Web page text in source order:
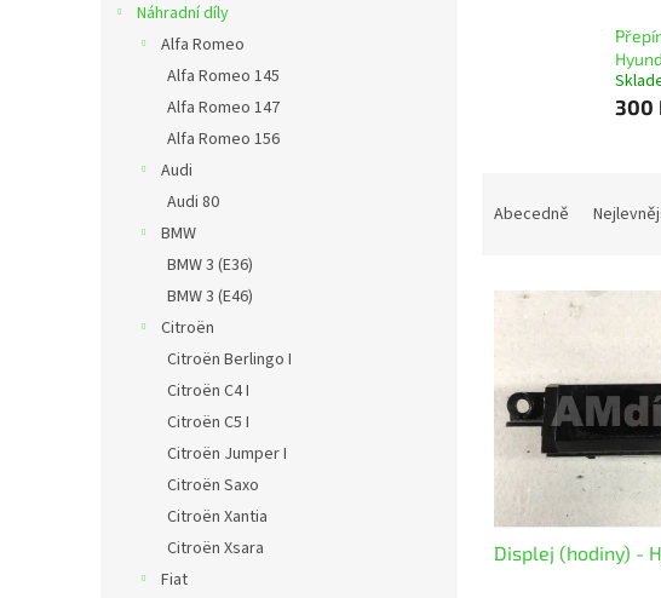
Náhradní díly
Alfa Romeo
Alfa Romeo 145
Alfa Romeo 147
Alfa Romeo 156
Audi
Audi 80
BMW
BMW 3 (E36)
BMW 3 (E46)
Citroën
Citroën Berlingo I
Citroën C4 I
Citroën C5 I
Citroën Jumper I
Citroën Saxo
Citroën Xantia
Citroën Xsara
Fiat
300
n
Abecedně
V
Displej (hodiny) -